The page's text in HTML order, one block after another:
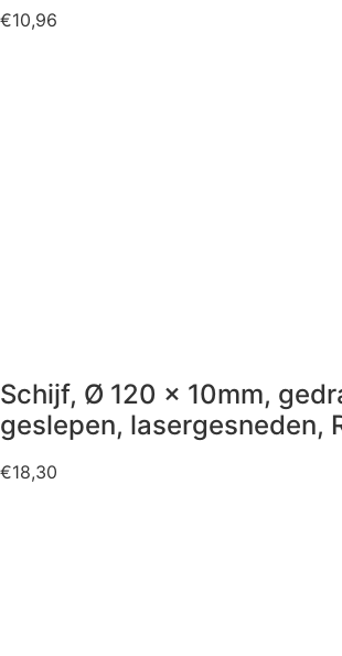
€10,96
Schijf, Ø 120 x 10mm,
geslepen, lasergesneden,
€18,30